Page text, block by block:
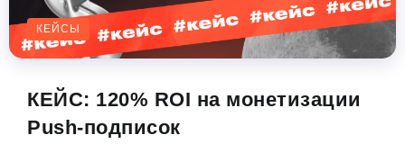
КЕЙСЫ
КЕЙС: 120% ROI на монетизации
Push-подписок